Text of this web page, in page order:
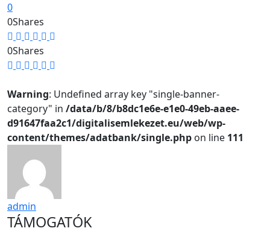
0
0Shares
0Shares
Warning: Undefined array key "single-banner-
category" in /data/b/8/b8dc1e6e-e1e0-49eb-aaee-
d91647faa2c1/digitalisemlekezet.eu/web/wp-
content/themes/adatbank/single.php on line 111
admin
TÁMOGATÓK